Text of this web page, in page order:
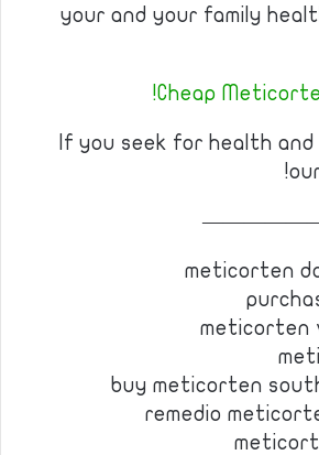
your and your family
Cheap
If you seek for health
meticorten
meticorten
buy meticorten
remedio